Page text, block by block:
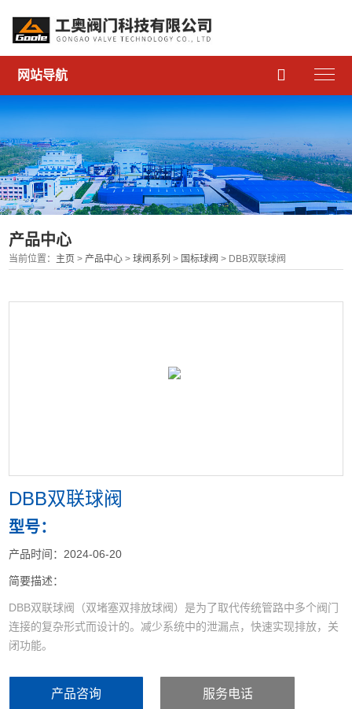
网站导航 
产品中心
当前位置： 主页 > 产品中心 >球阀系列 > 国标球阀 > DBB双联球阀
DBB双联球阀
型号：
产品时间：2024-06-20
简要描述：
DBB双联球阀（双堵塞双排放球阀）是为了取代传统管路中多个阀门
连接的复杂形式而设计的。减少系统中的泄漏点，快速实现排放，关
闭功能。
了安装程序。降低管道系统的压力。方便仪表清洁维护，减少成本。
产品咨询 服务电话